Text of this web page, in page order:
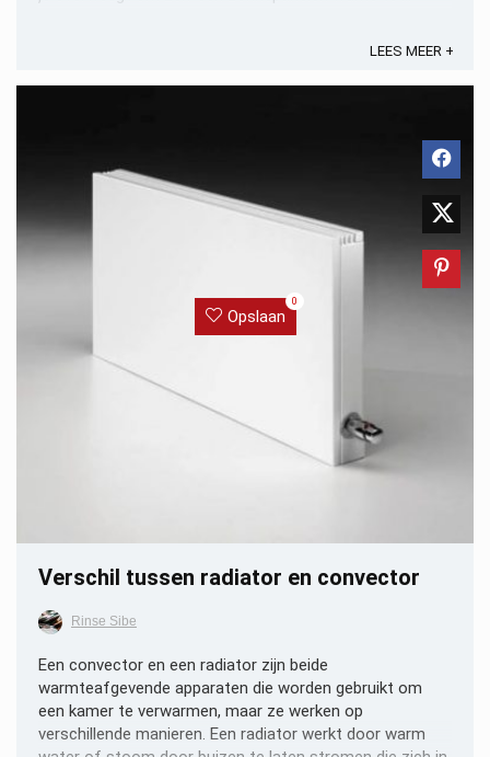
LEES MEER +
Opslaan
0
Verschil tussen radiator en convector
Rinse Sibe
Een convector en een radiator zijn beide
warmteafgevende apparaten die worden gebruikt om
een kamer te verwarmen, maar ze werken op
verschillende manieren. Een radiator werkt door warm